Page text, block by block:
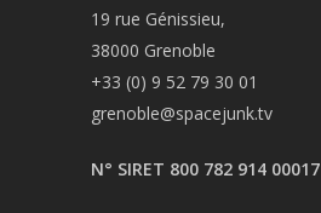
19 rue Génissieu,
38000 Grenoble
+33 (0) 9 52 79 30 01
grenoble@spacejunk.tv
N° SIRET 800 782 914 00017